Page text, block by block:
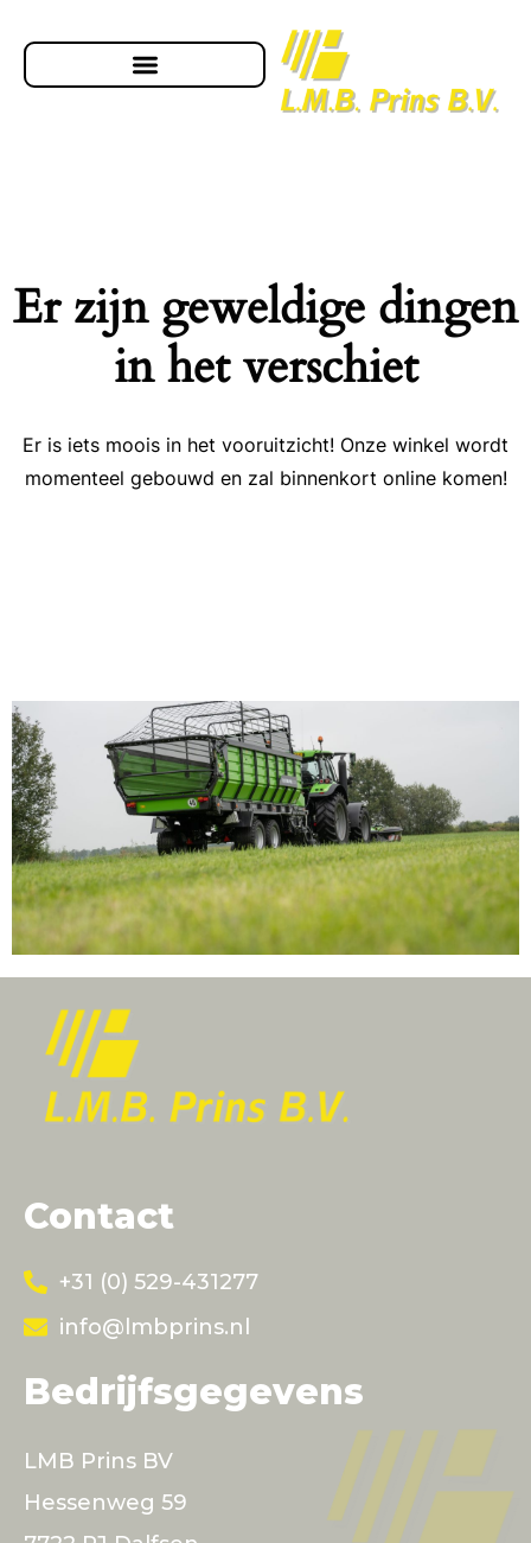
Er zijn geweldige dingen
in het verschiet
Er is iets moois in het vooruitzicht! Onze winkel wordt
momenteel gebouwd en zal binnenkort online komen!
Contact
+31 (0) 529-431277
info@lmbprins.nl
Bedrijfsgegevens
LMB Prins BV
Hessenweg 59